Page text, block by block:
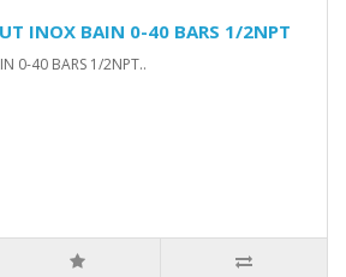
INOX BAIN 0-40 BARS 1/2NPT
0-40 BARS 1/2NPT..